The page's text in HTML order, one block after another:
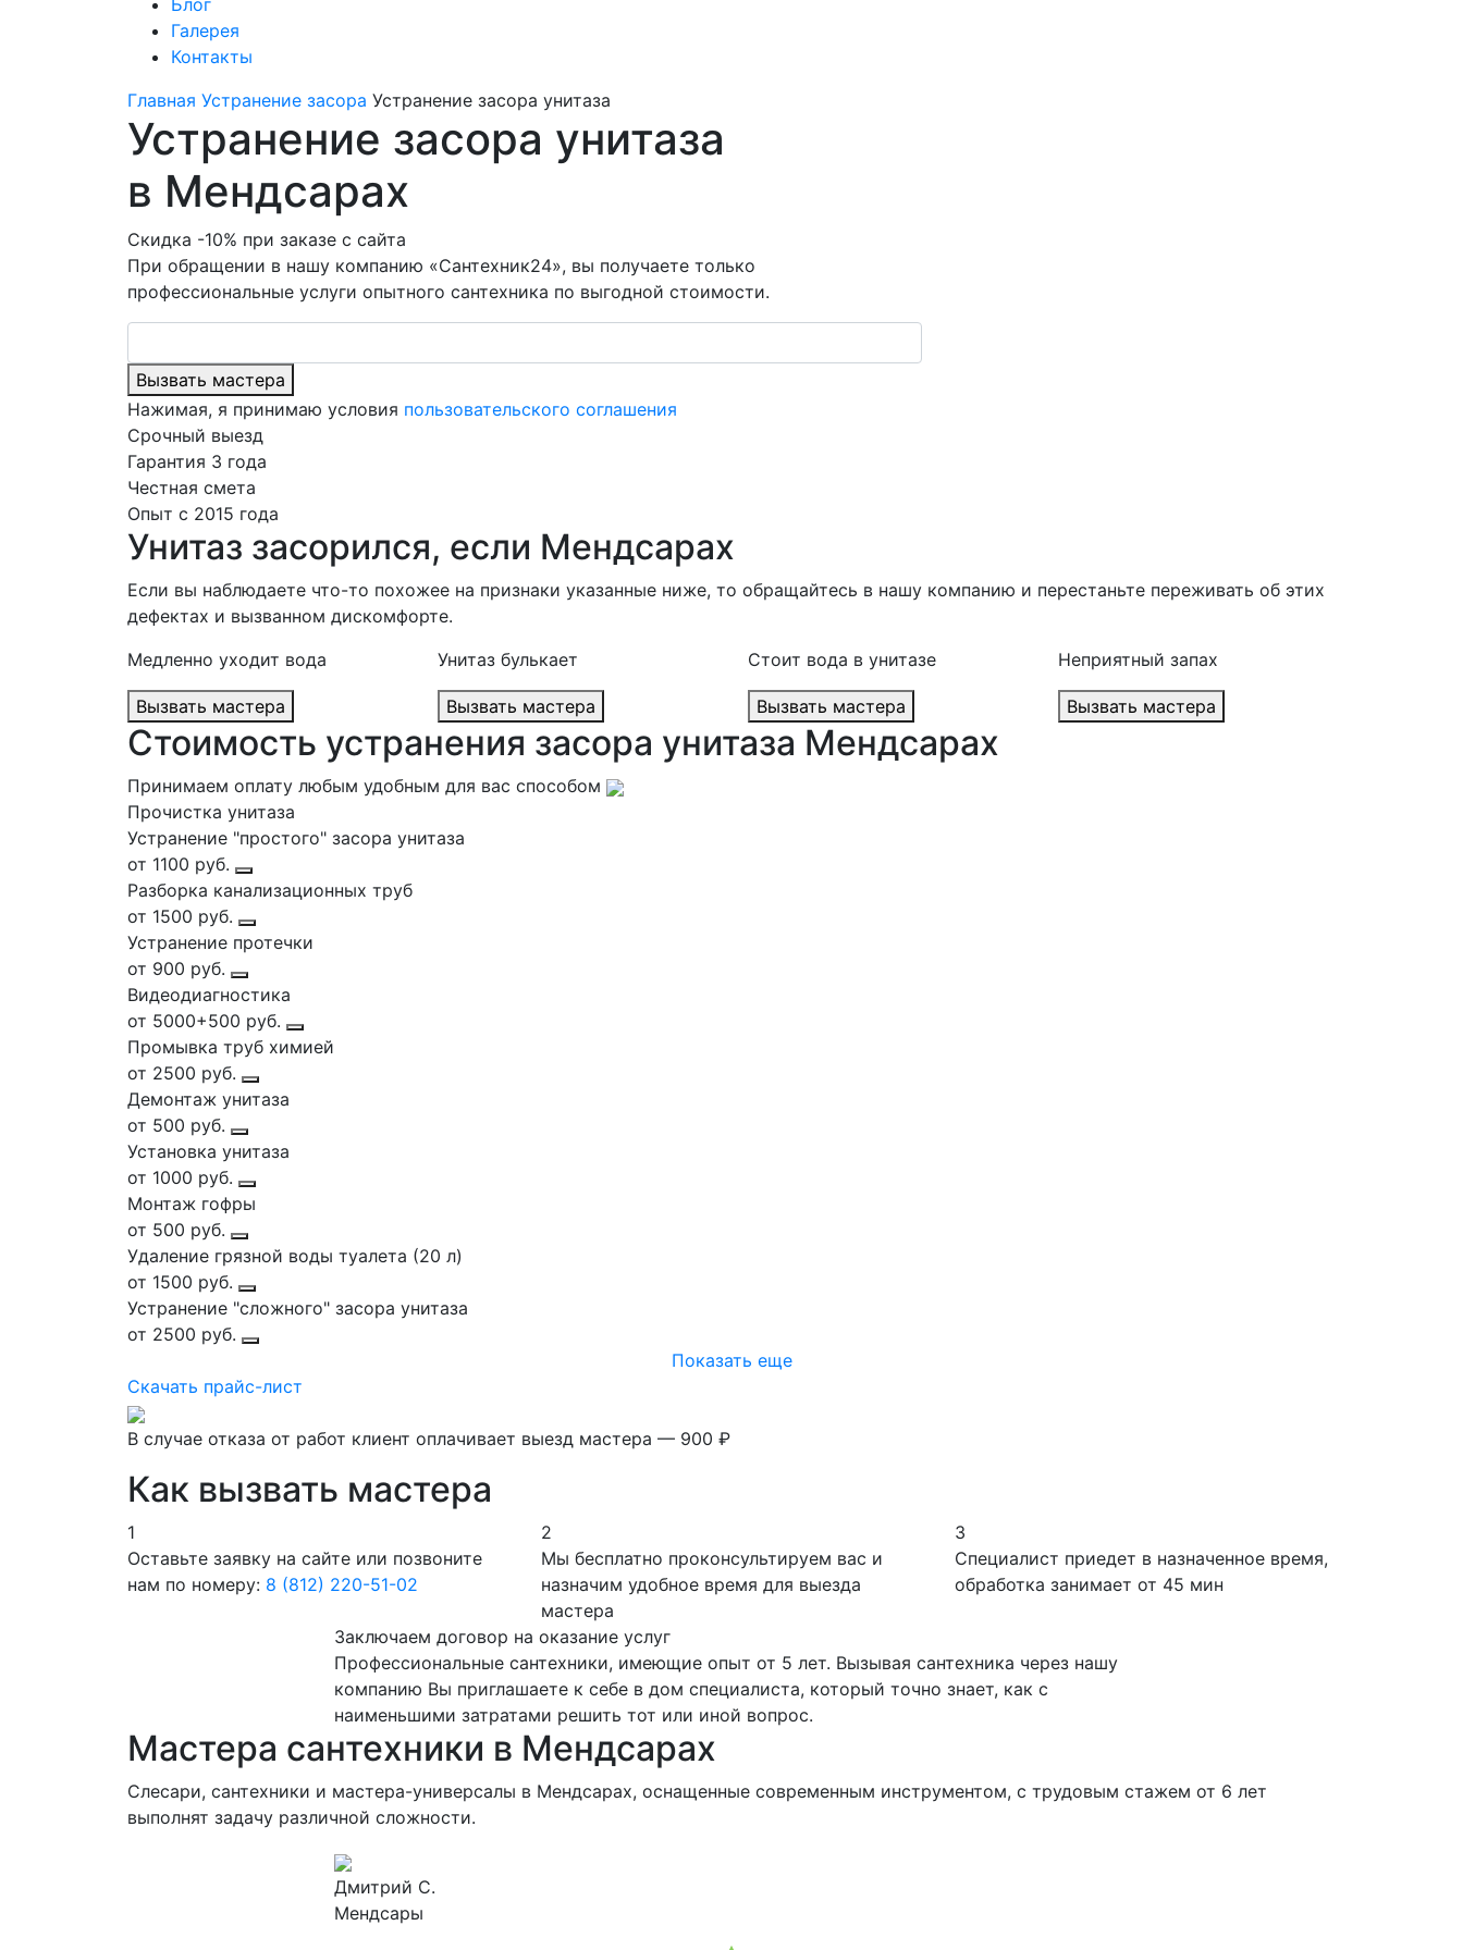
Блог
Галерея
Контакты
Главная Устранение засора Устранение засора унитаза
Устранение засора унитаза
в Мендсарах
Скидка -10% при заказе с сайта
При обращении в нашу компанию «Сантехник24», вы получаете только
профессиональные услуги опытного сантехника по выгодной стоимости.
Вызвать мастера
Нажимая, я принимаю условия пользовательского соглашения
Срочный выезд
Гарантия 3 года
Честная смета
Опыт с 2015 года
Унитаз засорился, если Мендсарах
Если вы наблюдаете что-то похожее на признаки указанные ниже, то обращайтесь в нашу компанию и перестаньте переживать об этих
дефектах и вызванном дискомфорте.
Медленно уходит вода
Вызвать мастера
Унитаз булькает
Вызвать мастера
Стоит вода в унитазе
Вызвать мастера
Неприятный запах
Вызвать мастера
Стоимость устранения засора унитаза Мендсарах
Принимаем оплату любым удобным для вас способом
Прочистка унитаза
Устранение "простого" засора унитаза
от 1100 руб.
Разборка канализационных труб
от 1500 руб.
Устранение протечки
от 900 руб.
Видеодиагностика
от 5000+500 руб.
Промывка труб химией
от 2500 руб.
Демонтаж унитаза
от 500 руб.
Установка унитаза
от 1000 руб.
Монтаж гофры
от 500 руб.
Удаление грязной воды туалета (20 л)
от 1500 руб.
Устранение "сложного" засора унитаза
от 2500 руб.
Показать еще
Скачать прайс-лист
В случае отказа от работ клиент оплачивает выезд мастера — 900 ₽
Как вызвать мастера
1
Оставьте заявку на сайте или позвоните
нам по номеру: 8 (812) 220-51-02
2
Мы бесплатно проконсультируем вас и
назначим удобное время для выезда
мастера
3
Специалист приедет в назначенное время,
обработка занимает от 45 мин
Заключаем договор на оказание услуг
Профессиональные сантехники, имеющие опыт от 5 лет. Вызывая сантехника через нашу
компанию Вы приглашаете к себе в дом специалиста, который точно знает, как с
наименьшими затратами решить тот или иной вопрос.
Мастера сантехники в Мендсарах
Слесари, сантехники и мастера-универсалы в Мендсарах, оснащенные современным инструментом, с трудовым стажем от 6 лет
выполнят задачу различной сложности.
Дмитрий С.
Мендсары